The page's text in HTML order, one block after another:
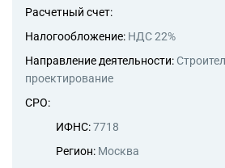
Расчетный счет:
Налогообложение: НДС 22%
Направление деятельности:
проектирование
СРО:
ИФНС:7718
Регион: Москва